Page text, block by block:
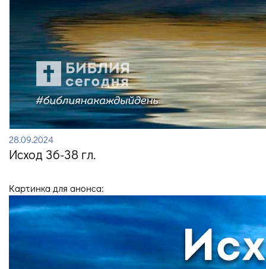
28.09.2024
Исход 36-38 гл.
Картинка для анонса: